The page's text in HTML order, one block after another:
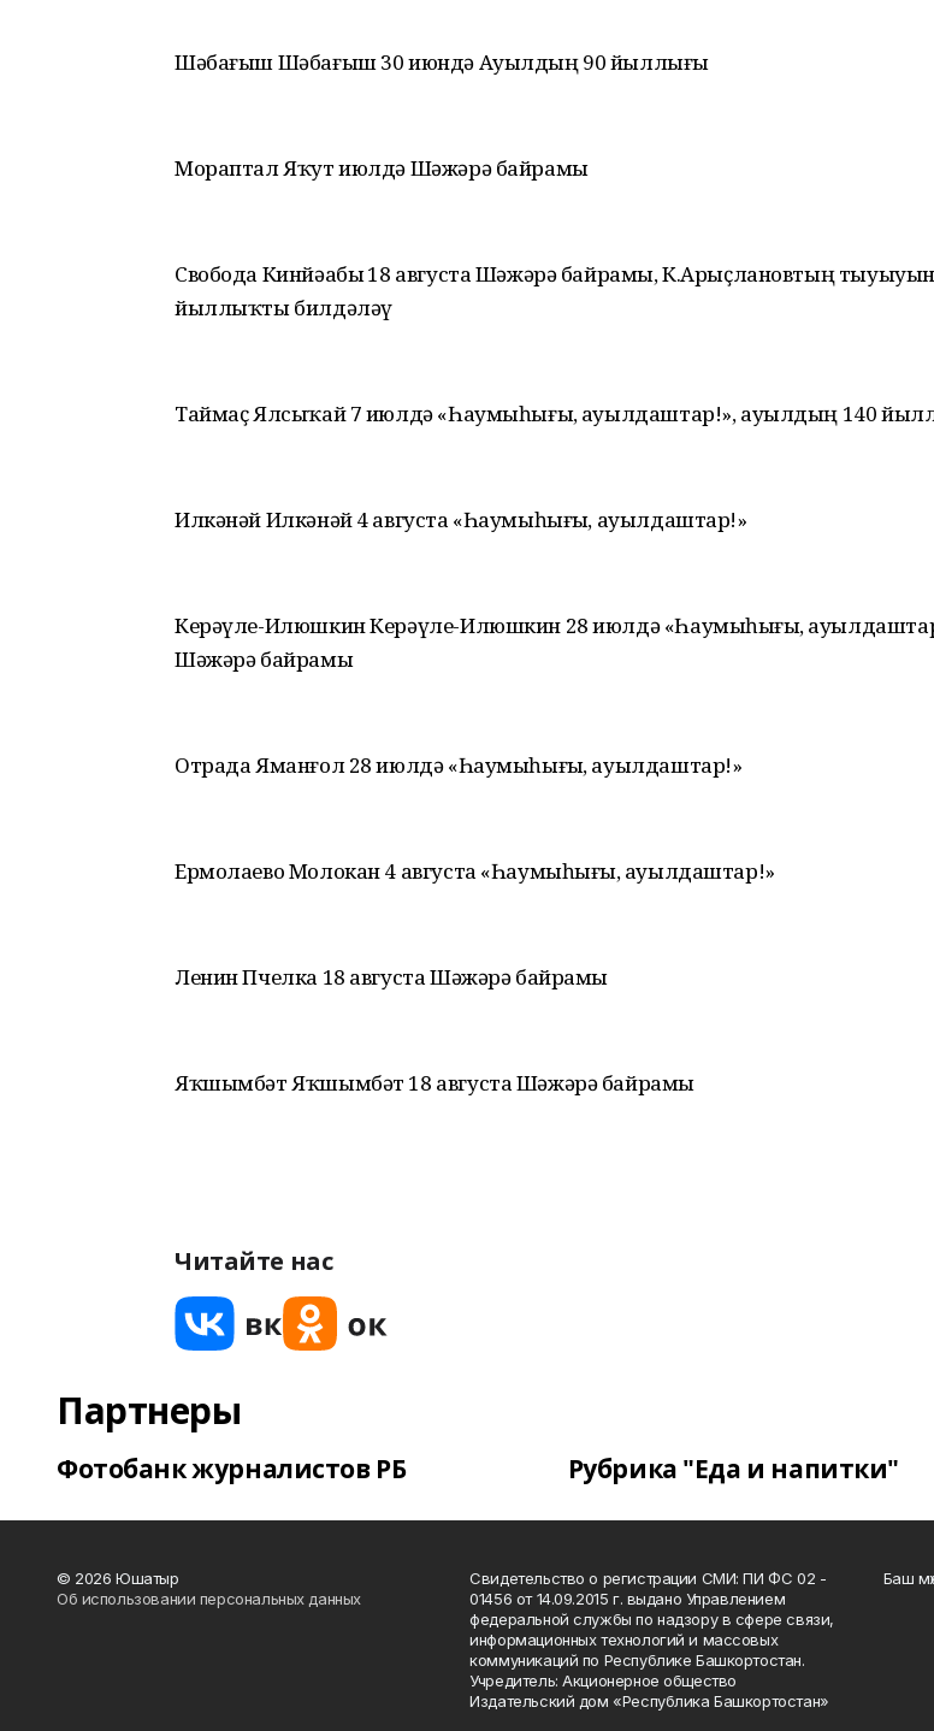
Шәбағыш Шәбағыш 30 июндә Ауылдың 90 йыллығы
Мораптал Яҡут июлдә Шәжәрә байрамы
Свобода Кинйәабыҙ 18 августа Шәжәрә байрамы, К.Арыҫлановтың
йыллыҡты билдәләү
Таймаҫ Ялсыҡай 7 июлдә «Һаумыһығыҙ, ауылдаштар!», ауылдың 140
Илкәнәй Илкәнәй 4 августа «Һаумыһығыҙ, ауылдаштар!»
Керәүле-Илюшкин Керәүле-Илюшкин 28 июлдә «Һаумыһығыҙ,
Шәжәрә байрамы
Отрада Яманғол 28 июлдә «Һаумыһығыҙ, ауылдаштар!»
Ермолаево Молокан 4 августа «Һаумыһығыҙ, ауылдаштар!»
Ленин Пчелка 18 августа Шәжәрә байрамы
Яҡшымбәт Яҡшымбәт 18 августа Шәжәрә байрамы
Читайте нас
Партнеры
Фотобанк журналистов РБ Рубрика "Еда и напитки"
© 2026 Юшатыр
Об использовании персональных данных
Свидетельство о регистрации СМИ: ПИ ФС 02 -
01456 от 14.09.2015 г. выдано Управлением
федеральной службы по надзору в сфере связи,
информационных технологий и массовых
коммуникаций по Республике Башкортостан.
Учредитель: Акционерное общество
Издательский дом «Республика Башкортостан»
Баш